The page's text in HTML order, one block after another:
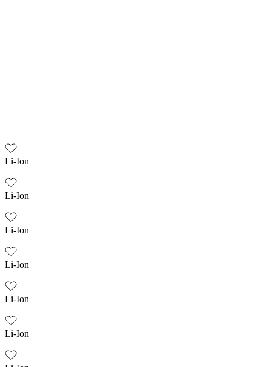
Li-Ion
Li-Ion
Li-Ion
Li-Ion
Li-Ion
Li-Ion